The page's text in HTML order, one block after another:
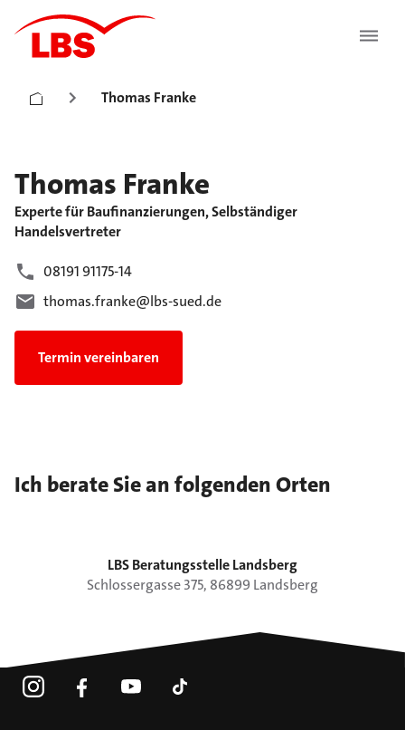
Thomas Franke
Thomas Franke
Experte für Baufinanzierungen, Selbständiger
Handelsvertreter
08191 91175-14
thomas.franke@lbs-sued.de
Termin vereinbaren
Ich berate Sie an folgenden Orten
LBS Beratungsstelle Landsberg
Schlossergasse375, 86899 Landsberg